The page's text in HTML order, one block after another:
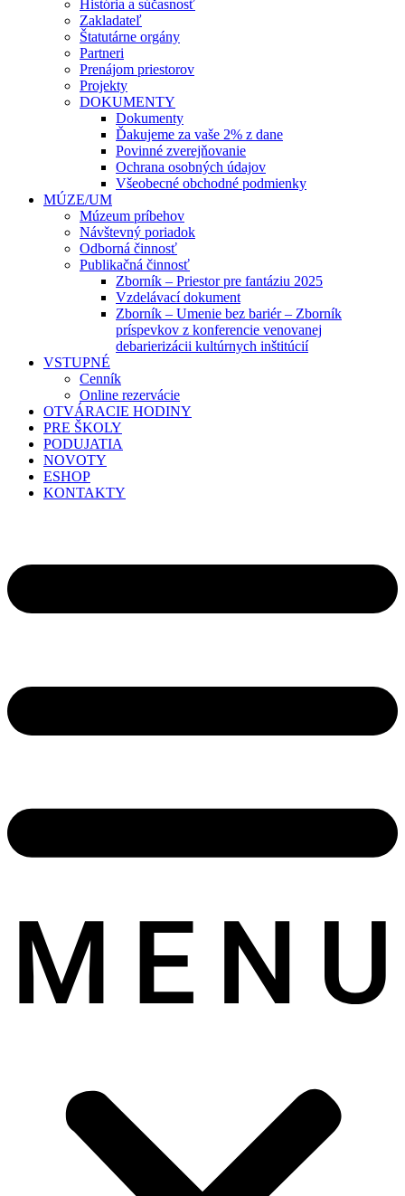
História a súčasnosť
Zakladateľ
Štatutárne orgány
Partneri
Prenájom priestorov
Projekty
DOKUMENTY
Dokumenty
Ďakujeme za vaše 2% z dane
Povinné zverejňovanie
Ochrana osobných údajov
Všeobecné obchodné podmienky
MÚZE/UM
Múzeum príbehov
Návštevný poriadok
Odborná činnosť
Publikačná činnosť
Zborník – Priestor pre fantáziu 2025
Vzdelávací dokument
Zborník – Umenie bez bariér – Zborník
príspevkov z konferencie venovanej
debarierizácii kultúrnych inštitúcií
VSTUPNÉ
Cenník
Online rezervácie
OTVÁRACIE HODINY
PRE ŠKOLY
PODUJATIA
NOVOTY
ESHOP
KONTAKTY